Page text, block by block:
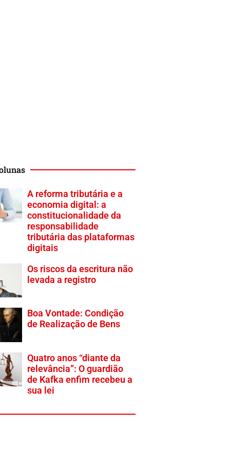
A reforma tributária e a
economia digital: a
constitucionalidade da
responsabilidade
tributária das plataformas
digitais
Os riscos da escritura não
levada a registro
Boa Vontade: Condição
de Realização de Bens
Quatro anos “diante da
relevância”: O guardião
de Kafka enfim recebeu a
sua lei